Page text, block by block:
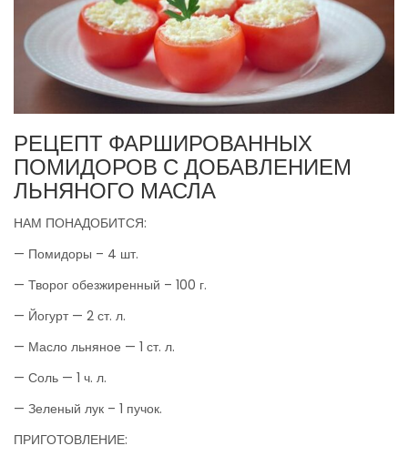
РЕЦЕПТ ФАРШИРОВАННЫХ
ПОМИДОРОВ С ДОБАВЛЕНИЕМ
ЛЬНЯНОГО МАСЛА
НАМ ПОНАДОБИТСЯ:
— Помидоры – 4 шт.
— Творог обезжиренный – 100 г.
— Йогурт — 2 ст. л.
— Масло льняное — 1 ст. л.
— Соль — 1 ч. л.
— Зеленый лук – 1 пучок.
ПРИГОТОВЛЕНИЕ: